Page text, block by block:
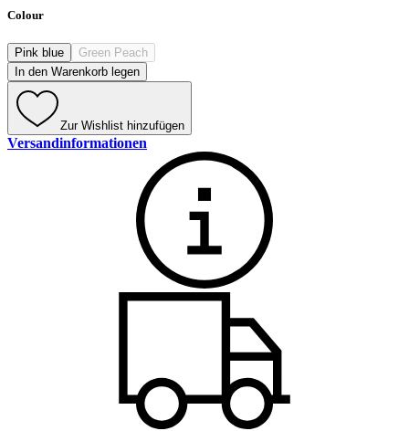
Colour
Pink blue
Green Peach
In den Warenkorb legen
Zur Wishlist hinzufügen
Versandinformationen